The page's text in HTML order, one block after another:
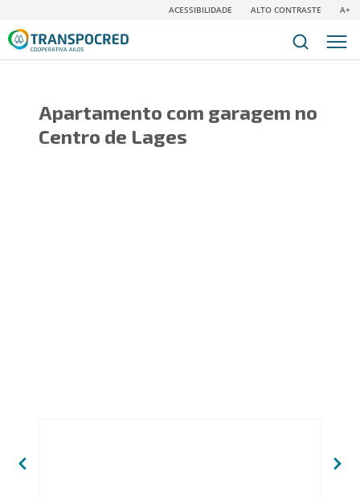
ACESSIBILIDADE ALTO CONTRASTE A+
Apartamento com garagem no
Centro de Lages